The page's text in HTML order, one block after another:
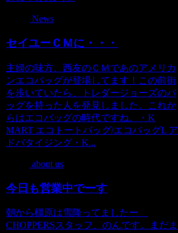
News
セイユーＣＭに・・・
主婦の味方、西友のＣＭであのアメリカ
ンエコバッグが登場してます！この前街
を歩いていたら、トレダージョーズのバ
ッグを持った人を発見しました。これか
らはエコバッグの時代ですね。・K
MART エコトートバッグ/エコバッグL ア
ドバタイジング・K...
about us
今日も営業中でーす
朝から橿原は雪降ってましたー
CHOPPERSスタッフ、のんです。まだま